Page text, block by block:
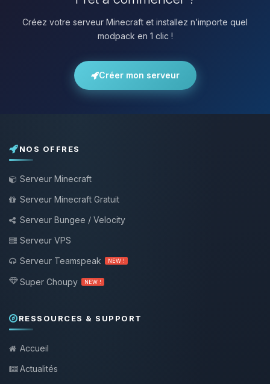
Créez votre serveur Minecraft et installez n’importe quel
modpack en 1 clic !
Créer mon serveur
NOS OFFRES
Serveur Minecraft
Serveur Minecraft Gratuit
Serveur Bungee / Velocity
Serveur VPS
Serveur Teamspeak
NEW !
Super Choupy NEW !
RESSOURCES & SUPPORT
Accueil
Actualités